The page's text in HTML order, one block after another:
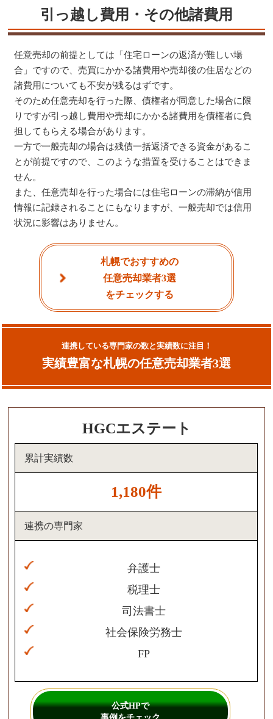
引っ越し費用・その他諸費用
任意売却の前提としては「住宅ローンの返済が難しい場
合」ですので、売買にかかる諸費用や売却後の住居などの
諸費用についても不安が残るはずです。
そのため任意売却を行った際、債権者が同意した場合に限
りですが引っ越し費用や売却にかかる諸費用を債権者に負
担してもらえる場合があります。
一方で一般売却の場合は残債一括返済できる資金があるこ
とが前提ですので、このような措置を受けることはできま
せん。
また、任意売却を行った場合には住宅ローンの滞納が信用
情報に記録されることにもなりますが、一般売却では信用
状況に影響はありません。
札幌でおすすめの
任意売却業者3選
をチェックする
連携している専門家の数と実績数に注目！
実績豊富な札幌の任意売却業者3選
HGCエステート
累計実績数
1,180件
連携の専門家
弁護士
税理士
司法書士
社会保険労務士
FP
公式HPで